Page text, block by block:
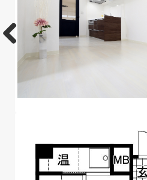
Previo